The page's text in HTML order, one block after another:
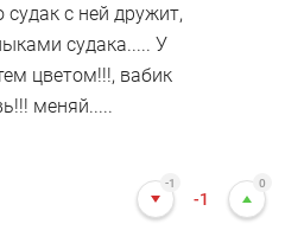
с ней дружит,
судака..... У
цветом!!!, вабик
меняй.....
-1
-1
0